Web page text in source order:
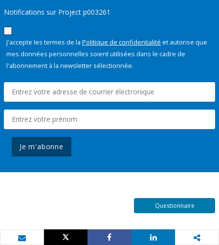
Notifications sur Project p003261
J'accepte les termes de la Politique de confidentialité et autorise que
mes données personnelles soient utilisées dans le cadre de
l'abonnement à la newsletter sélectionnée.
Je m'abonne
Questionnaire